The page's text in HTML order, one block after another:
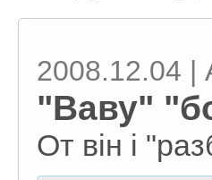
2008.12.04 |
"Ваву"
От він і